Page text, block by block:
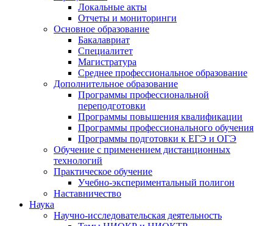
Локальные акты
Отчеты и мониторинги
Основное образование
Бакалавриат
Специалитет
Магистратура
Среднее профессиональное образование
Дополнительное образование
Программы профессиональной
переподготовки
Программы повышения квалификации
Программы профессионального обучения
Программы подготовки к ЕГЭ и ОГЭ
Обучение с применением дистанционных
технологий
Практическое обучение
Учебно-экспериментальный полигон
Наставничество
Наука
Научно-исследовательская деятельность